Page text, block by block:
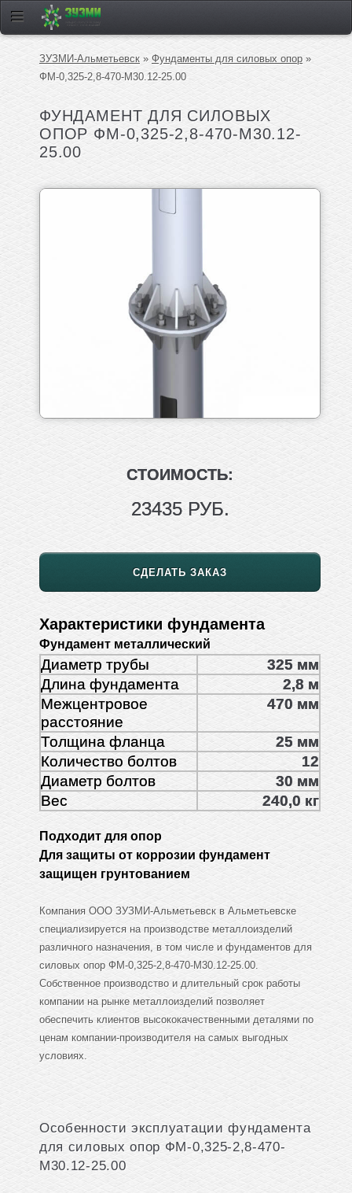
ЗУЗМИ-Альметьевск » Фундаменты для силовых опор »
ФМ-0,325-2,8-470-М30.12-25.00
ФУНДАМЕНТ ДЛЯ СИЛОВЫХ
ОПОР ФМ-0,325-2,8-470-М30.12-
25.00
СТОИМОСТЬ:
23435 РУБ.
СДЕЛАТЬ ЗАКАЗ
Характеристики фундамента
Фундамент металлический
Диаметр трубы
325 мм
Длина фундамента
2,8 м
Межцентровое
расстояние
470 мм
Толщина фланца
25 мм
Количество болтов
12
Диаметр болтов
30 мм
Вес
240,0 кг
Подходит для опор
Для защиты от коррозии фундамент
защищен грунтованием
Компания ООО ЗУЗМИ-Альметьевск в Альметьевске
специализируется на производстве металлоизделий
различного назначения, в том числе и фундаментов для
силовых опор ФМ-0,325-2,8-470-М30.12-25.00.
Собственное производство и длительный срок работы
компании на рынке металлоизделий позволяет
обеспечить клиентов высококачественными деталями по
ценам компании-производителя на самых выгодных
условиях.
Особенности эксплуатации фундамента
для силовых опор ФМ-0,325-2,8-470-
М30.12-25.00